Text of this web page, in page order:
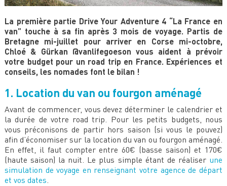
La première partie Drive Your Adventure 4 “La France en
van” touche à sa fin après 3 mois de voyage. Partis de
Bretagne mi-juillet pour arriver en Corse mi-octobre,
Chloé & Gürkan @vanlifegoeson vous aident à prévoir
votre budget pour un road trip en France. Expériences et
conseils, les nomades font le bilan !
1. Location du van ou fourgon aménagé
Avant de commencer, vous devez déterminer le calendrier et
la durée de votre road trip. Pour les petits budgets, nous
vous préconisons de partir hors saison (si vous le pouvez)
afin d’économiser sur la location du van ou fourgon aménagé.
En effet, il faut compter entre 60€ (basse saison) et 170€
(haute saison) la nuit. Le plus simple étant de réaliser une
simulation de voyage en renseignant votre agence de départ
et vos dates.